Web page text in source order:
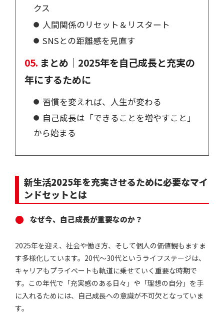
クス
人間関係のリセット＆リスタート
SNSとの距離感を見直す
まとめ｜2025年を自己成長と充実の
年にするために
習慣を変えれば、人生が変わる
自己成長は「できることを増やすこと」
から始まる
新生活2025年を充実させるために必要なマイ
ンドセットとは
なぜ今、自己成長が重要なのか？
2025年を迎え、社会や働き方、そして個人の価値観もますま
す多様化しています。20代〜30代というライフステージは、
キャリアもプライベートも軌道に乗せていく重要な時期で
す。この年代で「充実感のある日々」や「理想の自分」を手
に入れるためには、自己成長への意識が不可欠となっていま
す。